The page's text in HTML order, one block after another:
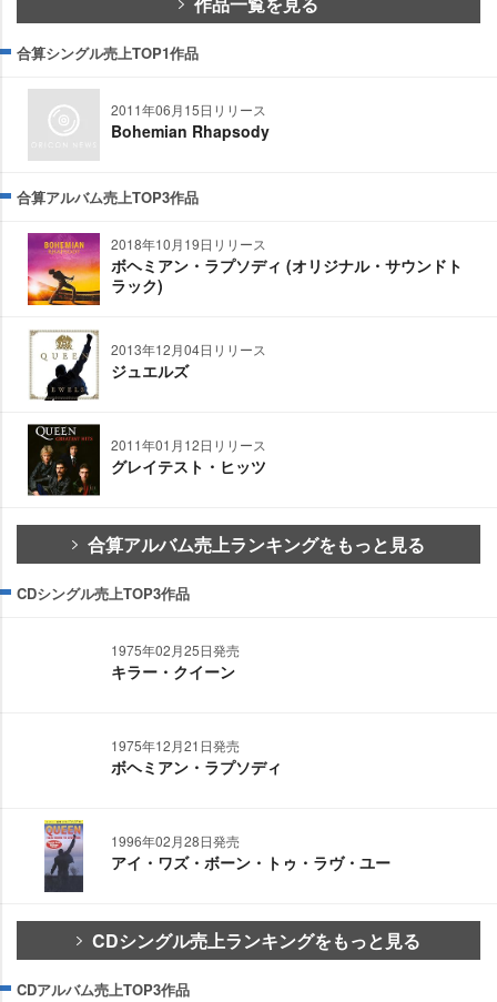
合算シングル売上TOP1作品
2011年06月15日リリース
Bohemian Rhapsody
合算アルバム売上TOP3作品
2018年10月19日リリース
ボヘミアン・ラプソディ (オリジナル・サウンドト
ラック)
2013年12月04日リリース
ジュエルズ
2011年01月12日リリース
グレイテスト・ヒッツ
合算アルバム売上ランキングをもっと見る
CDシングル売上TOP3作品
1975年02月25日発売
キラー・クイーン
1975年12月21日発売
ボヘミアン・ラプソディ
1996年02月28日発売
アイ・ワズ・ボーン・トゥ・ラヴ・ユー
CDシングル売上ランキングをもっと見る
CDアルバム売上TOP3作品